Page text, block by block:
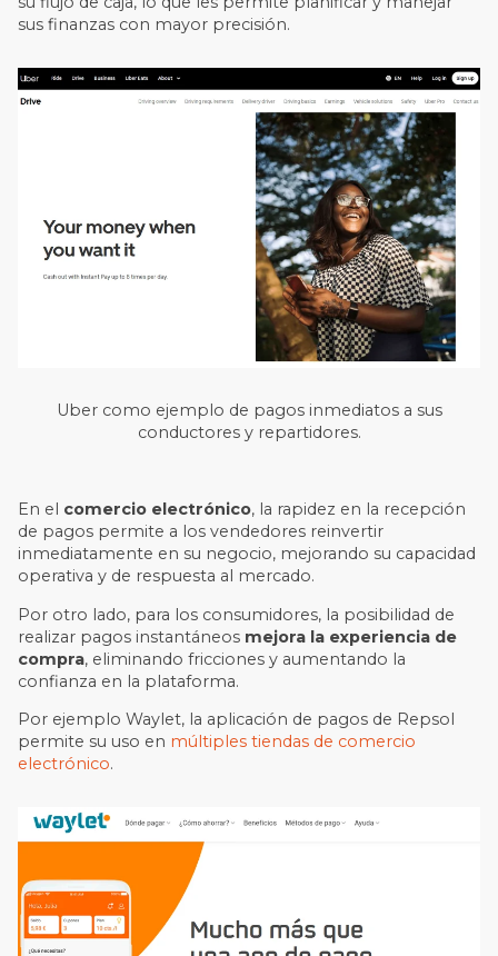
sus finanzas con mayor precisión.
Uber como ejemplo de pagos inmediatos a sus
conductores y repartidores.
En el comercio electrónico, la rapidez en la recepción
de pagos permite a los vendedores reinvertir
inmediatamente en su negocio, mejorando su capacidad
operativa y de respuesta al mercado.
Por otro lado, para los consumidores, la posibilidad de
realizar pagos instantáneos mejora la experiencia de
compra, eliminando fricciones y aumentando la
confianza en la plataforma.
Por ejemplo Waylet, la aplicación de pagos de Repsol
permite su uso en múltiples tiendas de comercio
electrónico.